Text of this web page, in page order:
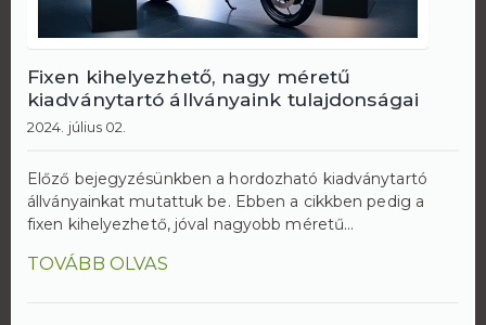
Fixen kihelyezhető, nagy méretű
kiadványtartó állványaink tulajdonságai
2024. július 02.
Előző bejegyzésünkben a hordozható kiadványtartó
állványainkat mutattuk be. Ebben a cikkben pedig a
fixen kihelyezhető, jóval nagyobb méretű...
TOVÁBB OLVAS